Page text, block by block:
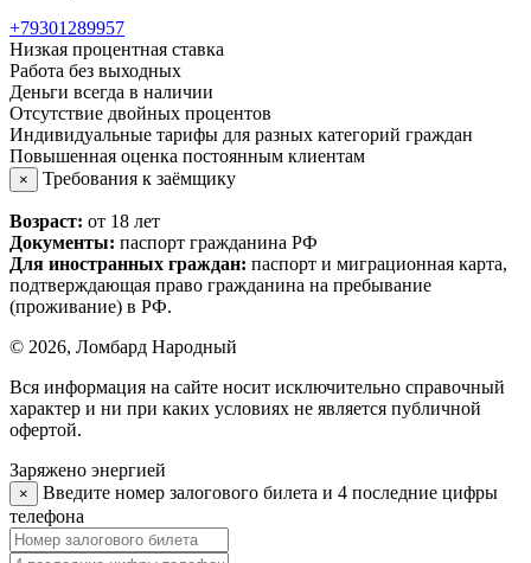
+79301289957
Низкая процентная ставка
Работа без выходных
Деньги всегда в наличии
Отсутствие двойных процентов
Индивидуальные тарифы для разных категорий граждан
Повышенная оценка постоянным клиентам
× Требования к заёмщику
Возраст: от 18 лет
Документы: паспорт гражданина РФ
Для иностранных граждан: паспорт и миграционная карта,
подтверждающая право гражданина на пребывание
(проживание) в РФ.
© 2026, Ломбард Народный
Вся информация на сайте носит исключительно справочный
характер и ни при каких условиях не является публичной
офертой.
Заряжено энергией
×
Введите номер залогового билета и 4 последние цифры
телефона